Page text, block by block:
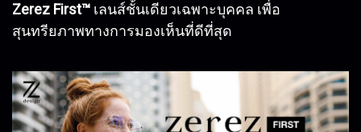
Zerez First™ เลนส์ชั้นเดียวเฉพาะบุคคล เพื่อ
สุนทรียภาพทางการมองเห็นที่ดีที่สุด